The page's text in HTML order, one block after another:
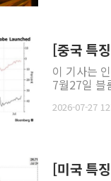
[중국 특
이 기사는
7월27일 블
2026-07-27
[미국 특